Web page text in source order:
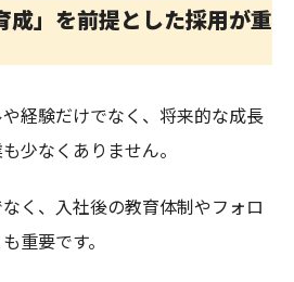
成」を前提とした採用が重
経験だけでなく、将来的な成長
少なくありません。
く、入社後の教育体制やフォロ
重要です。